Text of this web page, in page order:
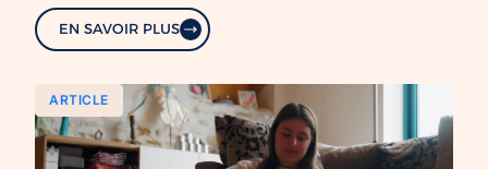
EN SAVOIR PLUS
ARTICLE